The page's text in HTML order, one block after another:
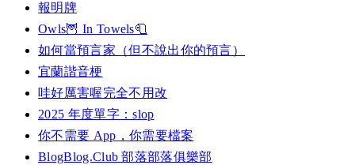
報明牌
Owls🦉 In Towels🧻
如何當預言家（但不說出你的預言）
宜蘭諧音梗
哇好厲害喔完全不用改
2025 年度單字：slop
你不需要 App，你需要檔案
BlogBlog.Club 部落部落俱樂部